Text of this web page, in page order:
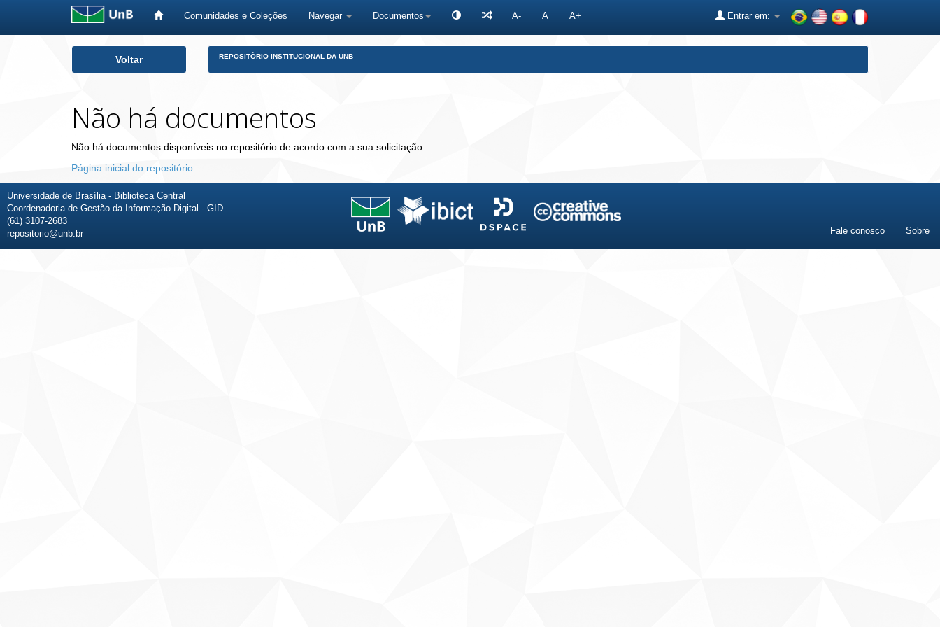
Comunidades e Coleções Navegar Documentos A- A A+ Entrar em:
Voltar REPOSITÓRIO INSTITUCIONAL DA UNB
Não há documentos
Não há documentos disponíveis no repositório de acordo com a sua solicitação.
Página inicial do repositório
Universidade de Brasília - Biblioteca Central
Coordenadoria de Gestão da Informação Digital - GID
(61) 3107-2683
repositorio@unb.br
Fale conosco Sobre